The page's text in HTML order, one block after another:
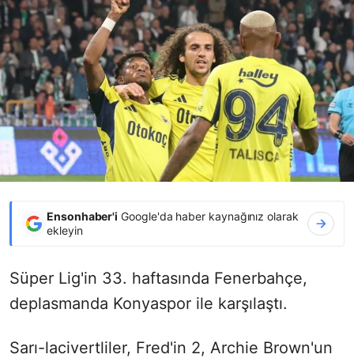
Ensonhaber'i Google'da haber kaynağınız olarak
ekleyin
Süper Lig'in 33. haftasında Fenerbahçe,
deplasmanda Konyaspor ile karşılaştı.
Sarı-lacivertliler, Fred'in 2, Archie Brown'un